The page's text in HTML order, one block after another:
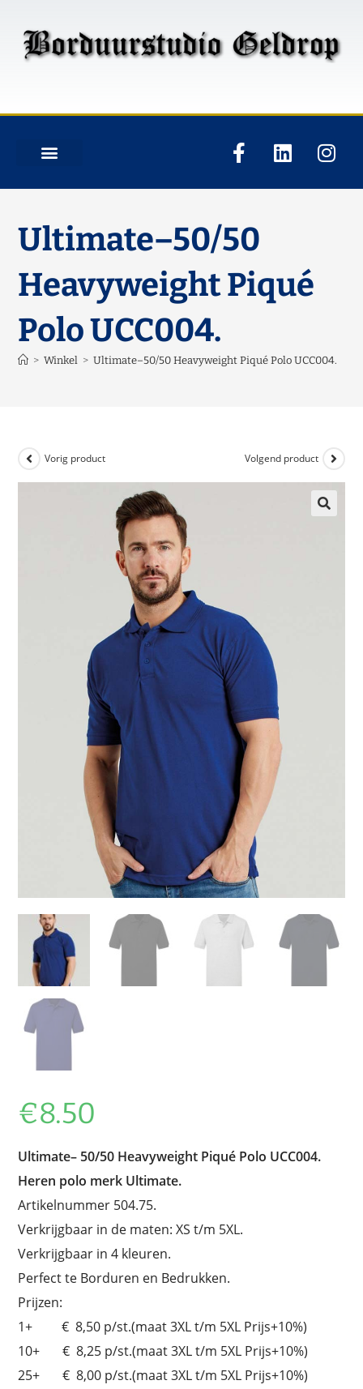
Ultimate–50/50
Heavyweight Piqué
Polo UCC004.
> Winkel > Ultimate–50/50 Heavyweight Piqué Polo UCC004.
Vorig product Volgend product
€8.50
Ultimate– 50/50 Heavyweight Piqué Polo UCC004.
Heren polo merk Ultimate.
Artikelnummer 504.75.
Verkrijgbaar in de maten: XS t/m 5XL.
Verkrijgbaar in 4 kleuren.
Perfect te Borduren en Bedrukken.
Prijzen:
1+ € 8,50 p/st.(maat 3XL t/m 5XL Prijs+10%)
10+ € 8,25 p/st.(maat 3XL t/m 5XL Prijs+10%)
25+ € 8,00 p/st.(maat 3XL t/m 5XL Prijs+10%)